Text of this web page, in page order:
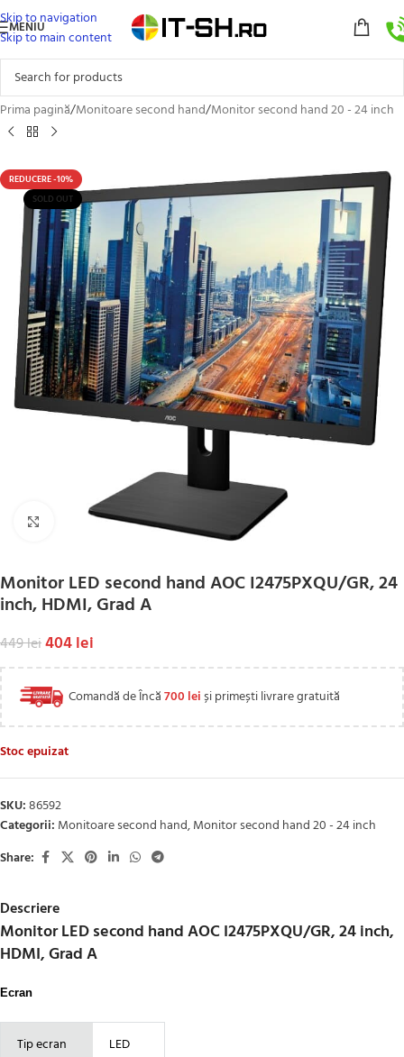
Skip to navigation
Skip to main content
MENIU
Prima pagină/Monitoare second hand/Monitor second hand 20 - 24 inch
REDUCERE -10%
SOLD OUT
Click to enlarge
Monitor LED second hand AOC I2475PXQU/GR, 24
inch, HDMI, Grad A
449lei404lei
Comandă de Încă700 leiși primești livrare gratuită
Stoc epuizat
SKU:86592
Categorii: Monitoare second hand,Monitor second hand 20 - 24 inch
Share:
Descriere
Monitor LED second hand AOC I2475PXQU/GR, 24 inch,
HDMI, Grad A
Ecran
Tip ecran LED